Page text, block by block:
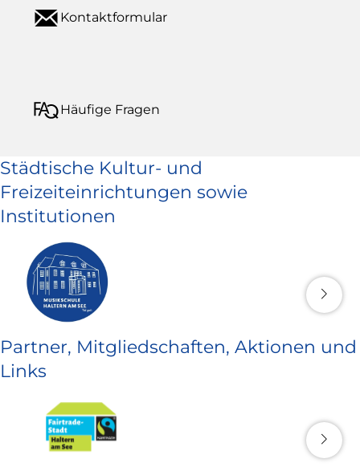
Kontaktformular
Häufige Fragen
Städtische Kultur- und
Freizeiteinrichtungen sowie
Institutionen
Partner, Mitgliedschaften, Aktionen und
Links